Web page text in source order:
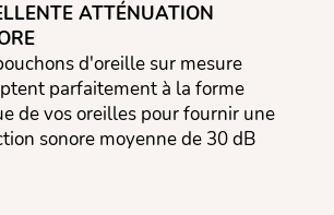
ATTÉNUATION
d'oreille sur mesure
parfaitement à la forme
de vos oreilles pour fournir une
sonore moyenne de 30 dB